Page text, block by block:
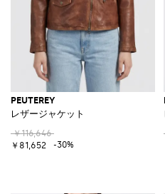
PEUTEREY
レザージャケット
￥116,646
￥81,652
-30%